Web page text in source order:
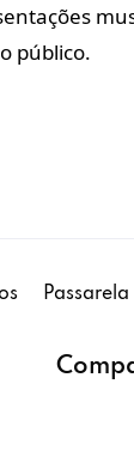
público.
Passarela